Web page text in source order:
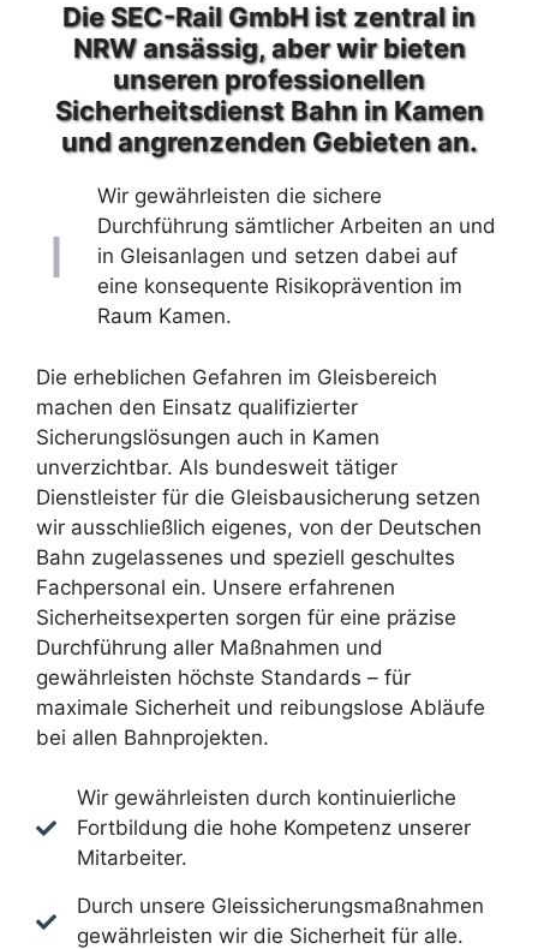
Die SEC-Rail GmbH ist zentral in
NRW ansässig, aber wir bieten
unseren professionellen
Sicherheitsdienst Bahn in Kamen
und angrenzenden Gebieten an.
Wir gewährleisten die sichere
Durchführung sämtlicher Arbeiten an und
in Gleisanlagen und setzen dabei auf
eine konsequente Risikoprävention im
Raum Kamen.
Die erheblichen Gefahren im Gleisbereich
machen den Einsatz qualifizierter
Sicherungslösungen auch in Kamen
unverzichtbar. Als bundesweit tätiger
Dienstleister für die Gleisbausicherung setzen
wir ausschließlich eigenes, von der Deutschen
Bahn zugelassenes und speziell geschultes
Fachpersonal ein. Unsere erfahrenen
Sicherheitsexperten sorgen für eine präzise
Durchführung aller Maßnahmen und
gewährleisten höchste Standards – für
maximale Sicherheit und reibungslose Abläufe
bei allen Bahnprojekten.
Wir gewährleisten durch kontinuierliche
Fortbildung die hohe Kompetenz unserer
Mitarbeiter.
Durch unsere Gleissicherungsmaßnahmen
gewährleisten wir die Sicherheit für alle.